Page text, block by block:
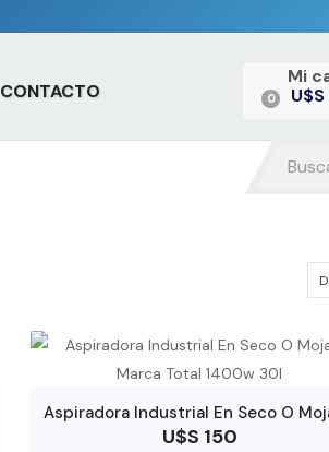
CONTACTO
Mi
0-
U$S 150